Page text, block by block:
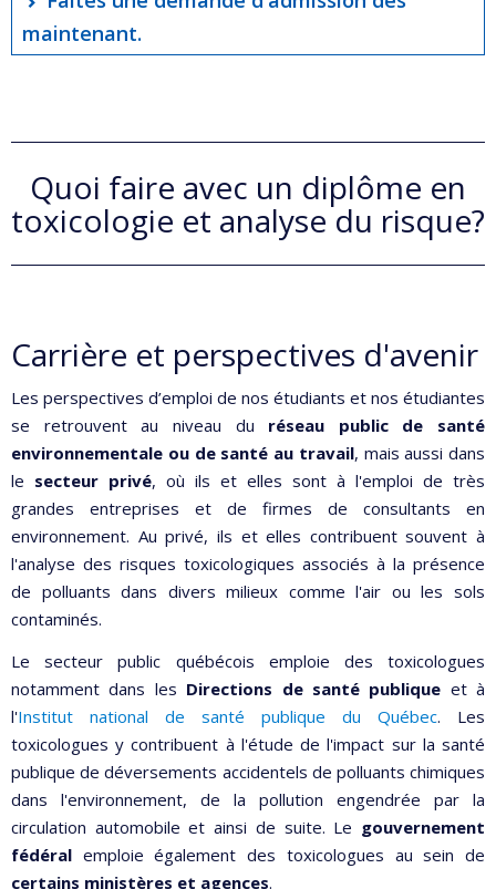
maintenant.
Quoi faire avec un diplôme en
toxicologie et analyse du risque?
Carrière et perspectives d'avenir
Les perspectives d’emploi de nos étudiants et nos étudiantes
se retrouvent au niveau du réseau public de santé
environnementale ou de santé au travail, mais aussi dans
le secteur privé, où ils et elles sont à l'emploi de très
grandes entreprises et de firmes de consultants en
environnement. Au privé, ils et elles contribuent souvent à
l'analyse des risques toxicologiques associés à la présence
de polluants dans divers milieux comme l'air ou les sols
contaminés.
Le secteur public québécois emploie des toxicologues
notamment dans les Directions de santé publique et à
l'Institut national de santé publique du Québec. Les
toxicologues y contribuent à l'étude de l'impact sur la santé
publique de déversements accidentels de polluants chimiques
dans l'environnement, de la pollution engendrée par la
circulation automobile et ainsi de suite. Le gouvernement
fédéral emploie également des toxicologues au sein de
certains ministères et agences.